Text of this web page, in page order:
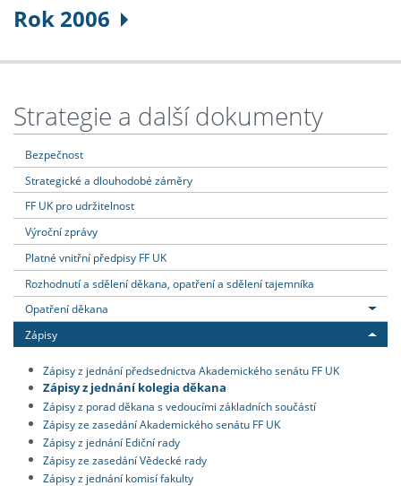
Rok 2006
Strategie a další dokumenty
Bezpečnost
Strategické a dlouhodobé záměry
FF UK pro udržitelnost
Výroční zprávy
Platné vnitřní předpisy FF UK
Rozhodnutí a sdělení děkana, opatření a sdělení tajemníka
Opatření děkana
Zápisy
Zápisy z jednání předsednictva Akademického senátu FF UK
Zápisy z jednání kolegia děkana
Zápisy z porad děkana s vedoucími základních součástí
Zápisy ze zasedání Akademického senátu FF UK
Zápisy z jednání Ediční rady
Zápisy ze zasedání Vědecké rady
Zápisy z jednání komisí fakulty